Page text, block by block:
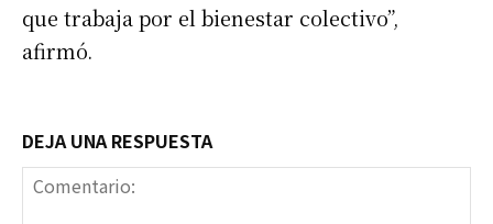
que trabaja por el bienestar colectivo”,
afirmó.
DEJA UNA RESPUESTA